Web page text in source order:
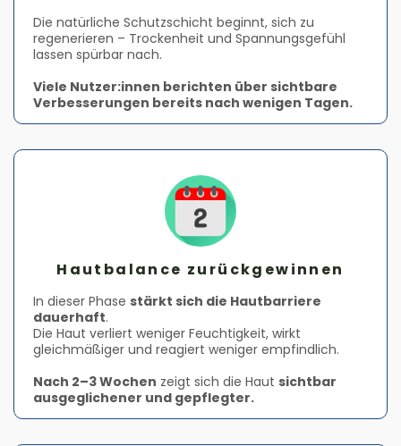
Die natürliche Schutzschicht beginnt, sich zu
regenerieren – Trockenheit und Spannungsgefühl
lassen spürbar nach.
Viele Nutzer:innen berichten über sichtbare
Verbesserungen bereits nach wenigen Tagen.
Hautbalance zurückgewinnen
In dieser Phase stärkt sich die Hautbarriere
dauerhaft.
Die Haut verliert weniger Feuchtigkeit, wirkt
gleichmäßiger und reagiert weniger empfindlich.
Nach 2–3 Wochen zeigt sich die Haut sichtbar
ausgeglichener und gepflegter.